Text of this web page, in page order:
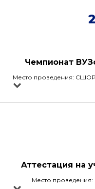
Чемпионат
Место проведения: СШОР
Аттестация на
Место проведения: